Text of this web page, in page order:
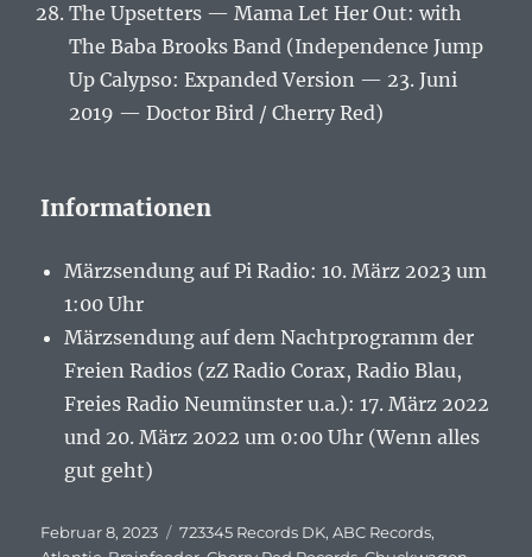
The Upsetters — Mama Let Her Out: with
The Baba Brooks Band (Independence Jump
Up Calypso: Expanded Version — 23. Juni
2019 — Doctor Bird / Cherry Red)
Informationen
Märzsendung auf Pi Radio: 10. März 2023 um
1:00 Uhr
Märzsendung auf dem Nachtprogramm der
Freien Radios (zZ Radio Corax, Radio Blau,
Freies Radio Neumünster u.a.): 17. März 2022
und 20. März 2022 um 0:00 Uhr (Wenn alles
gut geht)
Veröffentlicht
Februar 8, 2023 Schlagwörter
723345 Records DK,ABC Records,